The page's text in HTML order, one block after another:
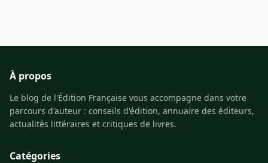
À propos
Le blog de l'Édition Française vous accompagne dans votre
parcours d'auteur : conseils d'édition, annuaire des éditeurs,
actualités littéraires et critiques de livres.
Catégories